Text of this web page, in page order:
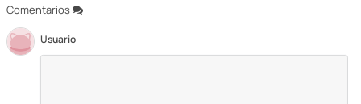
Comentarios
Usuario